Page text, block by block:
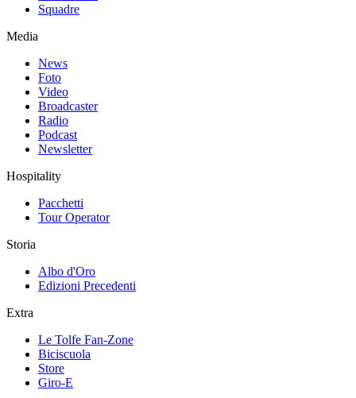
Squadre
Media
News
Foto
Video
Broadcaster
Radio
Podcast
Newsletter
Hospitality
Pacchetti
Tour Operator
Storia
Albo d'Oro
Edizioni Precedenti
Extra
Le Tolfe Fan-Zone
Biciscuola
Store
Giro-E